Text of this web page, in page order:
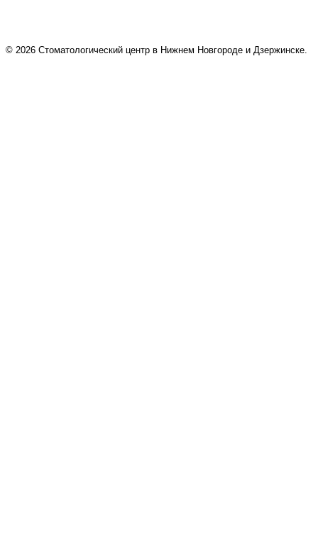
© 2026 Cтоматологический центр в Нижнем Новгороде и Дзержинске.